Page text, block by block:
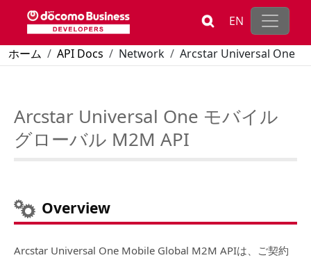
メインコンテンツに移動
EN
パンくず
ホーム API Docs Network
Arcstar Universal One
Arcstar Universal One モバイル グローバル M2M API
Arcstar Universal One モバイル
グローバル M2M API
Overview
Arcstar Universal One Mobile Global M2M APIは、ご契約